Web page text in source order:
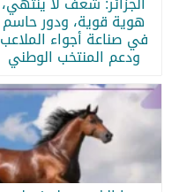
هوية قوية، ودور حاسم
في صناعة أجواء الملاعب
ودعم المنتخب الوطني